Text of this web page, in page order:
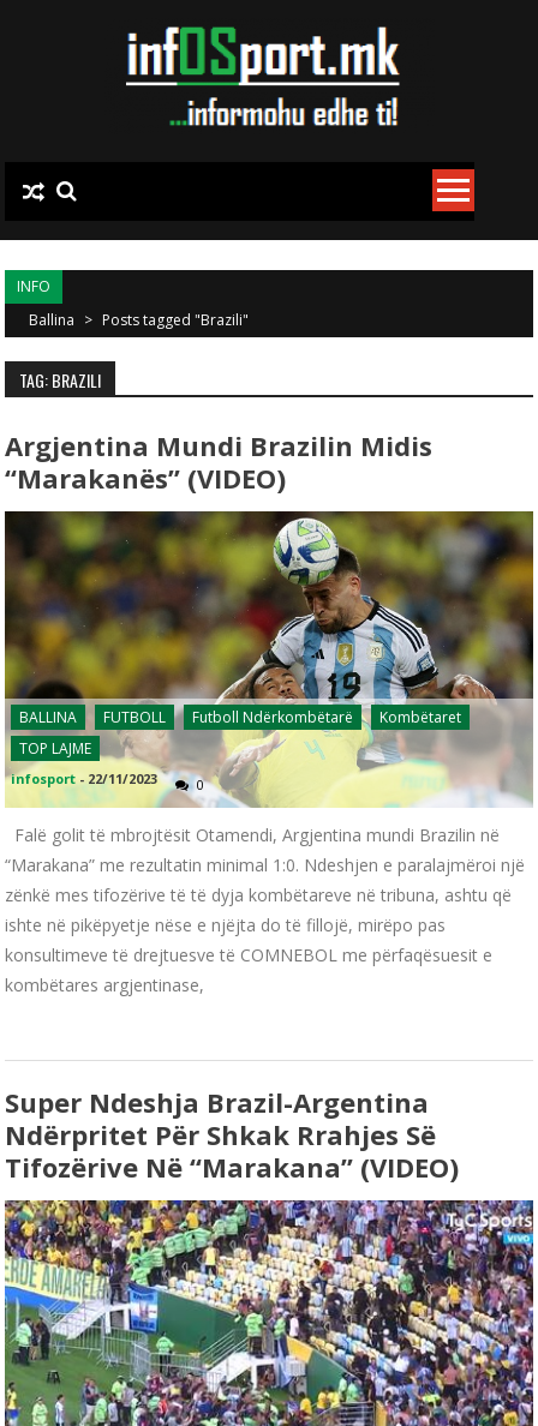
INFO
Ballina > Posts tagged "Brazili"
TAG: BRAZILI
Argjentina Mundi Brazilin Midis
“Marakanës” (VIDEO)
BALLINA FUTBOLL Futboll Ndërkombëtarë
Kombëtaret
TOP LAJME
infosport - 22/11/2023 0
Falë golit të mbrojtësit Otamendi, Argjentina mundi Brazilin në
“Marakana” me rezultatin minimal 1:0. Ndeshjen e paralajmëroi një
zënkë mes tifozërive të të dyja kombëtareve në tribuna, ashtu që
ishte në pikëpyetje nëse e njëjta do të fillojë, mirëpo pas
konsultimeve të drejtuesve të COMNEBOL me përfaqësuesit e
kombëtares argjentinase,
Super Ndeshja Brazil-Argentina
Ndërpritet Për Shkak Rrahjes Së
Tifozërive Në “Marakana” (VIDEO)